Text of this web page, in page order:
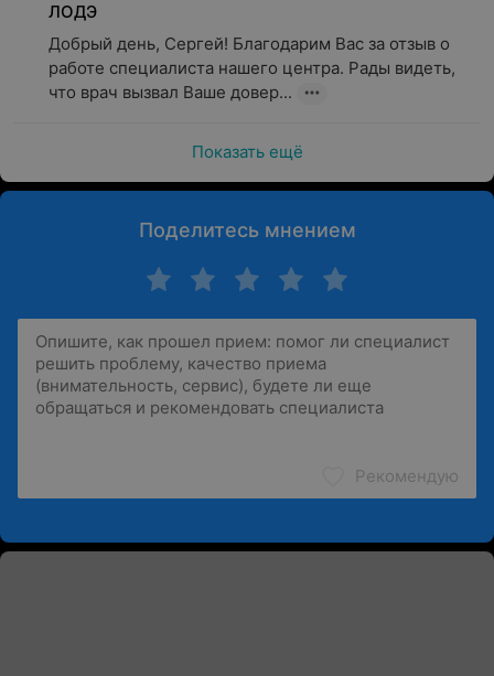
ЛОДЭ
Добрый день, Сергей! Благодарим Вас за отзыв о
работе специалиста нашего центра. Рады видеть,
что врач вызвал Ваше довер...
Показать ещё
Поделитесь мнением
Рекомендую